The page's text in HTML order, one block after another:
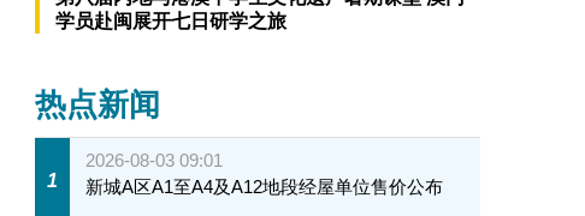
学员赴闽展开七日研学之旅
热点新闻
1
2026-08-03 09:01
新城A区A1至A4及A12地段经屋单位售价公布